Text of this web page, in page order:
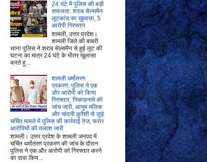
24 घंटे में पुलिस की बड़ी
सफलता: शराब सेल्समैन
लूटकांड का खुलासा, 5
आरोपी गिरफ्तार
शामली, उत्तर प्रदेश।
शामली जिले की बाबरी
थाना पुलिस ने शराब सेल्समैन से हुई लूट की
घटना का मात्र 24 घंटे के भीतर खुलासा
करते हु...
शामली धर्मांतरण
प्रकरण: पुलिस ने एक
और आरोपी को किया
गिरफ्तार, निकाहनामे की
जांच जारी, आयुष मलिक
और चांदनी कुरैशी से जुड़े
चर्चित मामले में पुलिस की कार्रवाई तेज, फरार
आरोपियों की तलाश जारी
शामली। उत्तर प्रदेश के शामली जनपद में
चर्चित धर्मांतरण प्रकरण की जांच के दौरान
पुलिस ने एक और आरोपी को गिरफ्तार करने
का दावा किय...